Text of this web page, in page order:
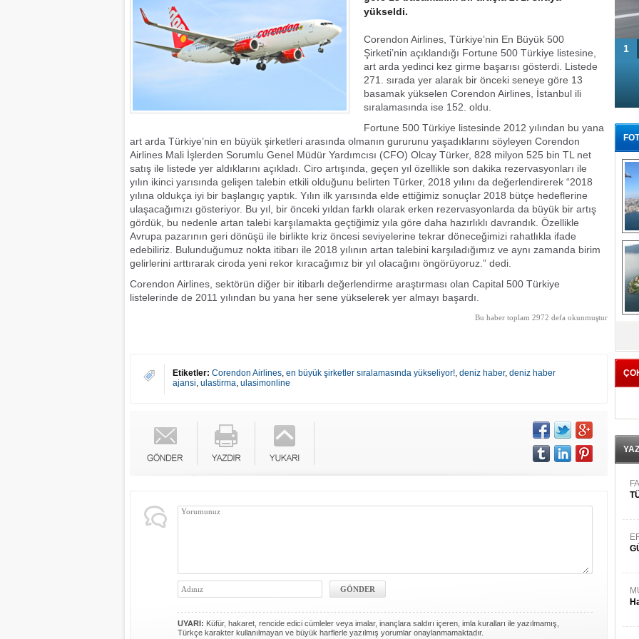
yükseldi.
Corendon Airlines, Türkiye’nin En Büyük 500
Şirketi’nin açıklandığı Fortune 500 Türkiye listesine,
art arda yedinci kez girme başarısı gösterdi. Listede
271. sırada yer alarak bir önceki seneye göre 13
basamak yükselen Corendon Airlines, İstanbul ili
sıralamasında ise 152. oldu.
Fortune 500 Türkiye listesinde 2012 yılından bu yana
art arda Türkiye’nin en büyük şirketleri arasında olmanın gururunu yaşadıklarını söyleyen Corendon
Airlines Mali İşlerden Sorumlu Genel Müdür Yardımcısı (CFO) Olcay Türker, 828 milyon 525 bin TL net
satış ile listede yer aldıklarını açıkladı. Ciro artışında, geçen yıl özellikle son dakika rezervasyonları ile
yılın ikinci yarısında gelişen talebin etkili olduğunu belirten Türker, 2018 yılını da değerlendirerek “2018
yılına oldukça iyi bir başlangıç yaptık. Yılın ilk yarısında elde ettiğimiz sonuçlar 2018 bütçe hedeflerine
ulaşacağımızı gösteriyor. Bu yıl, bir önceki yıldan farklı olarak erken rezervasyonlarda da büyük bir artış
gördük, bu nedenle artan talebi karşılamakta geçtiğimiz yıla göre daha hazırlıklı davrandık. Özellikle
Avrupa pazarının geri dönüşü ile birlikte kriz öncesi seviyelerine tekrar döneceğimizi rahatlıkla ifade
edebiliriz. Bulunduğumuz nokta itibarı ile 2018 yılının artan talebini karşıladığımız ve aynı zamanda birim
gelirlerini arttırarak ciroda yeni rekor kıracağımız bir yıl olacağını öngörüyoruz.” dedi.
Corendon Airlines, sektörün diğer bir itibarlı değerlendirme araştırması olan Capital 500 Türkiye
listelerinde de 2011 yılından bu yana her sene yükselerek yer almayı başardı.
Bu haber toplam 2972 defa okunmuştur
Etiketler: Corendon Airlines, en büyük şirketler sıralamasında yükseliyor!, deniz haber, deniz haber
ajansi, ulastirma, ulasimonline
UYARI: Küfür, hakaret, rencide edici cümleler veya imalar, inançlara saldırı içeren, imla kuralları ile yazılmamış,
Türkçe karakter kullanılmayan ve büyük harflerle yazılmış yorumlar onaylanmamaktadır.
1